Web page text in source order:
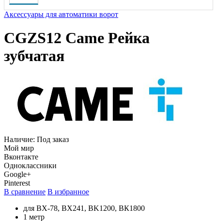
Аксессуары для автоматики ворот
CGZS12 Came Рейка
зубчатая
Наличие: Под заказ
Мой мир
Вконтакте
Одноклассники
Google+
Pinterest
В сравнение В избранное
для BX-78, BX241, BK1200, BК1800
1 метр